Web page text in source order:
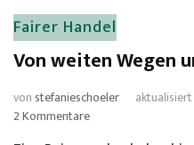
Fairer Handel
Von weiten Wegen
von stefanieschoeler
2 Kommentarezu